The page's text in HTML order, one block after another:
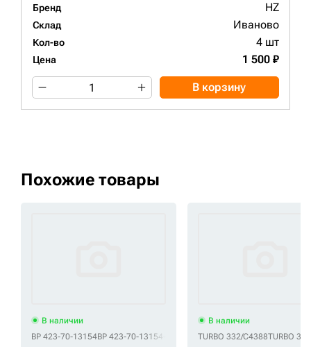
Бренд HZ
Склад Иваново
Кол-во 4 шт
Цена 1 500 ₽
В корзину
Похожие товары
В наличии
BP 423-70-13154BP 423-70-13154-1 BP 423-70-13154-MV
В наличии
TURBO 332/C4388TURBO